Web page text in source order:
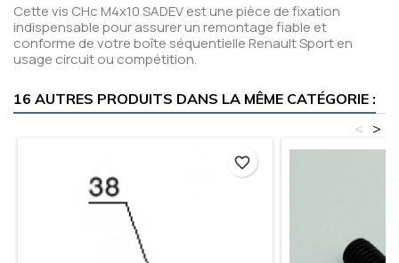
Cette vis CHc M4x10 SADEV est une pièce de fixation
indispensable pour assurer un remontage fiable et
conforme de votre boîte séquentielle Renault Sport en
usage circuit ou compétition.
16 AUTRES PRODUITS DANS LA MÊME CATÉGORIE :
>
<
favorite_border